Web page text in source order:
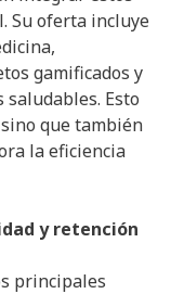
Su oferta incluye
gamificados y
Esto
que también
la eficiencia
y retención
principales